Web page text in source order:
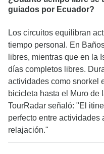
guiados por Ecuador?
Los circuitos equilibran
tiempo personal. En
libres, mientras que en la
días completos libres.
actividades como snorkel
bicicleta hasta el Muro de
TourRadar señaló: "El
perfecto entre actividades
relajación."